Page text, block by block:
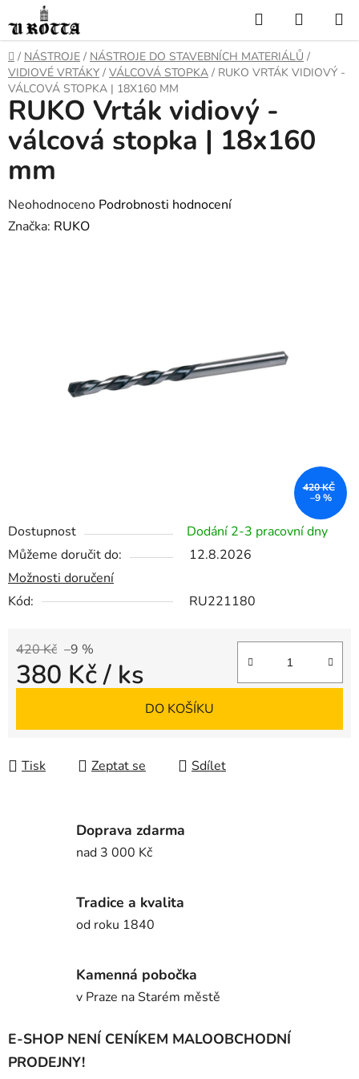
na
obsah
Hledat
KOŠÍK
DOMŮ
/ NÁSTROJE / NÁSTROJE DO STAVEBNÍCH MATERIÁLŮ /
VIDIOVÉ VRTÁKY / VÁLCOVÁ STOPKA / RUKO VRTÁK VIDIOVÝ -
VÁLCOVÁ STOPKA | 18X160 MM
Dostupnost
Dodání 2-3 pracovní dny
Můžeme doručit do:
12.8.2026
Možnosti doručení
Kód:
RU221180
420 Kč –9 %
380 Kč/ ks
DO KOŠÍKU
Tisk Zeptat se Sdílet
RUKO Vrták vidiový -
válcová stopka | 18x160
mm
Průměrné
hodnocení
Neohodnoceno Podrobnosti hodnocení
Značka: RUKO
420 KČ
–9 %
Doprava zdarma
nad 3 000 Kč
Tradice a kvalita
od roku 1840
Kamenná pobočka
v Praze na Starém městě
E-SHOP NENÍ CENÍKEM MALOOBCHODNÍ
PRODEJNY!